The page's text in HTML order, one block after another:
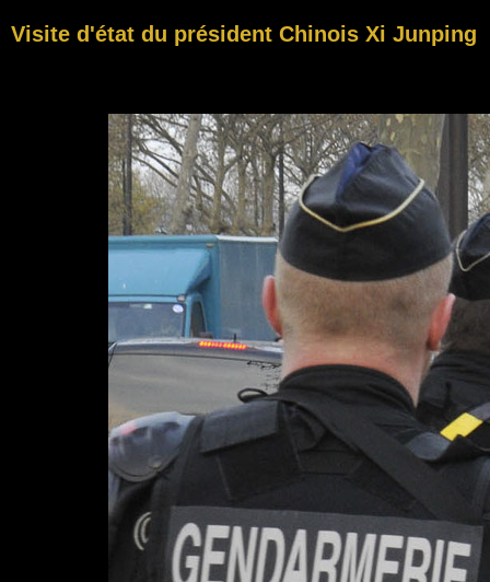
Visite d'état du président Chinois Xi Junping